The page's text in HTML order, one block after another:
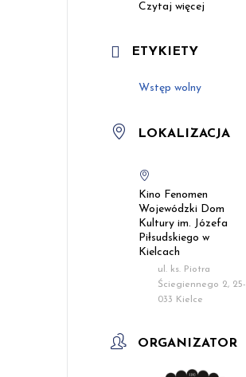
Czytaj więcej
ETYKIETY
Wstęp wolny
LOKALIZACJA
Kino Fenomen
Wojewódzki Dom
Kultury im. Józefa
Piłsudskiego w
Kielcach
ul. ks. Piotra
Ściegiennego 2, 25-
033 Kielce
ORGANIZATOR